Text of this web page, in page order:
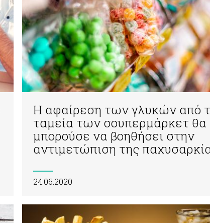
Η αφαίρεση των γλυκών από
ταμεία των σουπερμάρκετ θα
μπορούσε να βοηθήσει στην
αντιμετώπιση της
24.06.2020